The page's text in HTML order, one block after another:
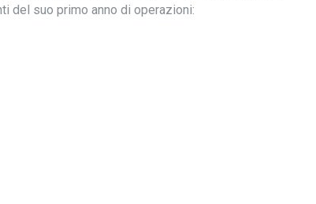
del suo primo anno di operazioni: